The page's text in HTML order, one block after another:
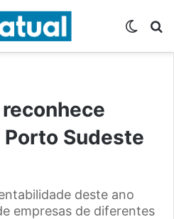
Sudeste
deste ano
empresas de diferentes